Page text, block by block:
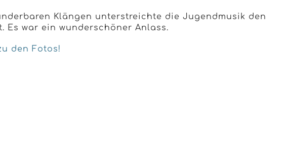
Klängen unterstreichte die Jugendmusik den
Es war ein wunderschöner Anlass.
den Fotos!